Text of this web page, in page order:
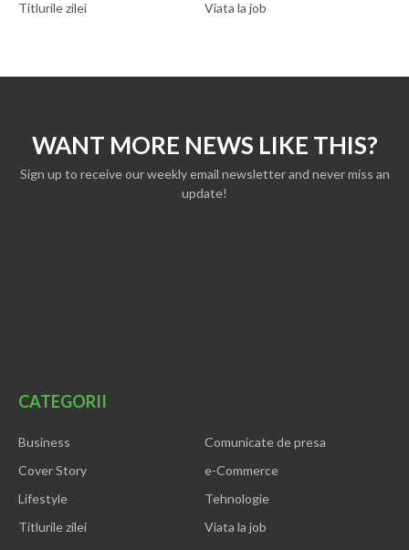
Titlurile zilei
Viata la job
WANT MORE NEWS LIKE THIS?
Sign up to receive our weekly email newsletter and never miss an
update!
CATEGORII
Business
Comunicate de presa
Cover Story
e-Commerce
Lifestyle
Tehnologie
Titlurile zilei
Viata la job